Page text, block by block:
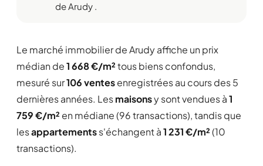
de Arudy .
Le marché immobilier de Arudy affiche un prix
médian de1 668 €/m²tous biens confondus,
mesuré sur106 ventesenregistrées au cours des 5
dernières années. Lesmaisonsy sont vendues à1
759 €/m² en médiane (96 transactions), tandis que
lesappartementss'échangent à1 231 €/m²(10
transactions).